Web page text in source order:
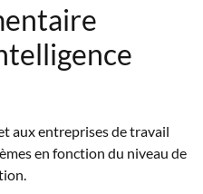
aux entreprises de travail
en fonction du niveau de